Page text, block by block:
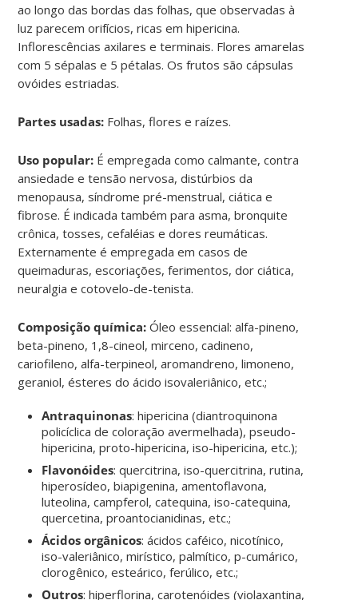
ao longo das bordas das folhas, que observadas à
luz parecem orifícios, ricas em hipericina.
Inflorescências axilares e terminais. Flores amarelas
com 5 sépalas e 5 pétalas. Os frutos são cápsulas
ovóides estriadas.
Partes usadas: Folhas, flores e raízes.
Uso popular: É empregada como calmante, contra
ansiedade e tensão nervosa, distúrbios da
menopausa, síndrome pré-menstrual, ciática e
fibrose. É indicada também para asma, bronquite
crônica, tosses, cefaléias e dores reumáticas.
Externamente é empregada em casos de
queimaduras, escoriações, ferimentos, dor ciática,
neuralgia e cotovelo-de-tenista.
Composição química:Óleo essencial: alfa-pineno,
beta-pineno, 1,8-cineol, mirceno, cadineno,
cariofileno, alfa-terpineol, aromandreno, limoneno,
geraniol, ésteres do ácido isovaleriânico, etc.;
Antraquinonas: hipericina (diantroquinona
policíclica de coloração avermelhada), pseudo-
hipericina, proto-hipericina, iso-hipericina, etc.);
Flavonóides: quercitrina, iso-quercitrina, rutina,
hiperosídeo, biapigenina, amentoflavona,
luteolina, campferol, catequina, iso-catequina,
quercetina, proantocianidinas, etc.;
Ácidos orgânicos: ácidos caféico, nicotínico,
iso-valeriânico, mirístico, palmítico, p-cumárico,
clorogênico, esteárico, ferúlico, etc.;
Outros: hiperflorina, carotenóides (violaxantina,